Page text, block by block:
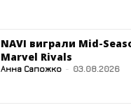
NAVI виграли Mid-
Marvel Rivals
Анна Сапожко - 03.08.2026